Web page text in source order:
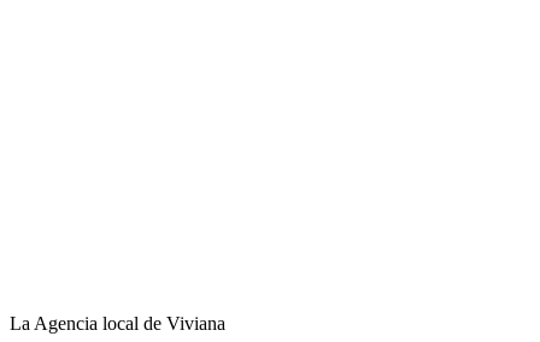
La Agencia local de Viviana